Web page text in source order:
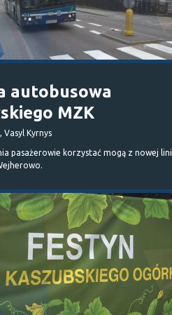
autobusowa
MZK
Kyrnys
pasażerowie korzystać mogą z nowej